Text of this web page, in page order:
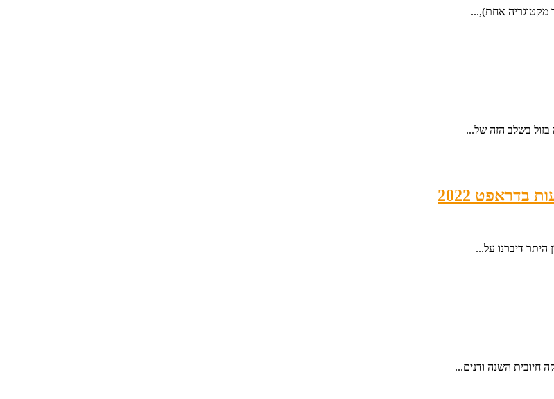
מקטוגריה אחת),...
בזול בשלב הזה של...
דיברנו על...
חיובית השנה ודנים...